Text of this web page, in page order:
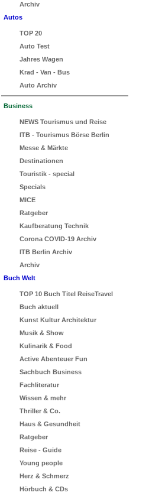
Archiv
Autos
TOP 20
Auto Test
Jahres Wagen
Krad - Van - Bus
Auto Archiv
Business
NEWS Tourismus und Reise
ITB - Tourismus Börse Berlin
Messe & Märkte
Destinationen
Touristik - special
Specials
MICE
Ratgeber
Kaufberatung Technik
Corona COVID-19 Archiv
ITB Berlin Archiv
Archiv
Buch Welt
TOP 10 Buch Titel ReiseTravel
Buch aktuell
Kunst Kultur Architektur
Musik & Show
Kulinarik & Food
Active Abenteuer Fun
Sachbuch Business
Fachliteratur
Wissen & mehr
Thriller & Co.
Haus & Gesundheit
Ratgeber
Reise - Guide
Young people
Herz & Schmerz
Hörbuch & CDs